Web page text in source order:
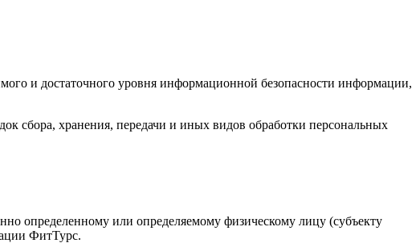
и достаточного уровня информационной безопасности информации,
сбора, хранения, передачи и иных видов обработки персональных
определенному или определяемому физическому лицу (субъекту
ФитТурс.